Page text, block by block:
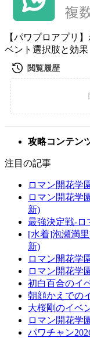
【パワプロアプリ
ベント選択肢と効果
攻略コンテン
注目の記事
ロマン開花学
ロマン開花学
新)
最強決定戦-ロ
[水着]泡瀬満
新)
ロマン開花学
ロマン開花学
初白百合のイ
朝顔かえでの
大桜剛のイベ
ロマン開花学
パワチャン